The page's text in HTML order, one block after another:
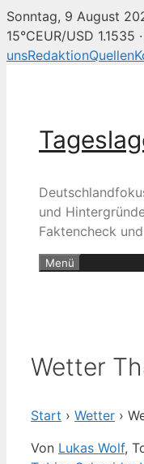
Sonntag, 9 August
15°CEUR/USD 1.1535
unsRedaktionQuellen
und
Faktencheck
Menü
Wetter
Start › Wetter ›
Von Lukas Wolf,